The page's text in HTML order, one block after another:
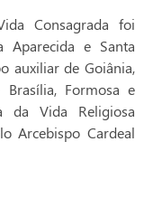
Consagrada foi
Aparecida e Santa
auxiliar de Goiânia,
Formosa e
da Vida Religiosa
Arcebispo Cardeal